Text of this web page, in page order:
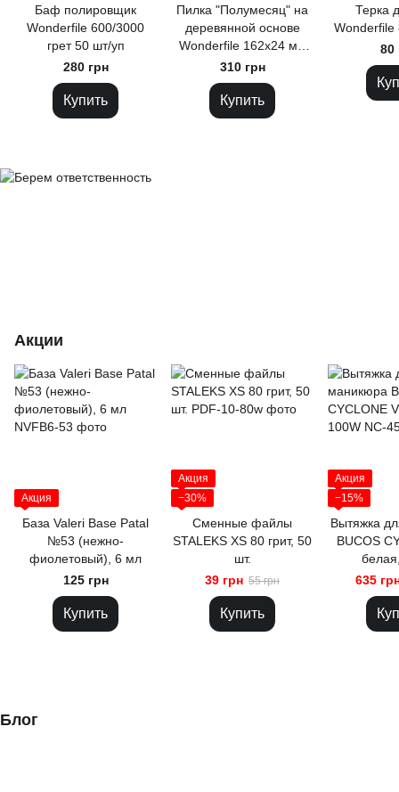
Баф полировщик
Wonderfile 600/3000
грет 50 шт/уп
280 грн
Купить
Пилка "Полумесяц" на
деревянной основе
Wonderfile 162х24 мм
100/180 грит 25 шт
310 грн
Купить
Терка
Wonderfile
80
Акции
Акция
База Valeri Base Patal
№53 (нежно-
фиолетовый), 6 мл
125 грн
Купить
Акция
−30%
Сменные файлы
STALEKS XS 80 грит, 50
шт.
39 грн 55 грн
Купить
Акция
−15%
Вытяжка
BUCOS
635
Блог